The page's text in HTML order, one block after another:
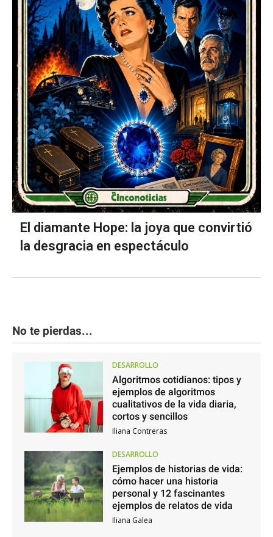
El diamante Hope: la joya que convirtió
la desgracia en espectáculo
No te pierdas...
DESARROLLO
Algoritmos cotidianos: tipos y
ejemplos de algoritmos
cualitativos de la vida diaria,
cortos y sencillos
Iliana Contreras
DESARROLLO
Ejemplos de historias de vida:
cómo hacer una historia
personal y 12 fascinantes
ejemplos de relatos de vida
Iliana Galea